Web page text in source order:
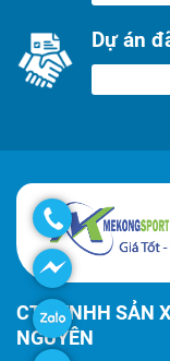
Dự án
CTY TNHH SẢN
NGUYÊN